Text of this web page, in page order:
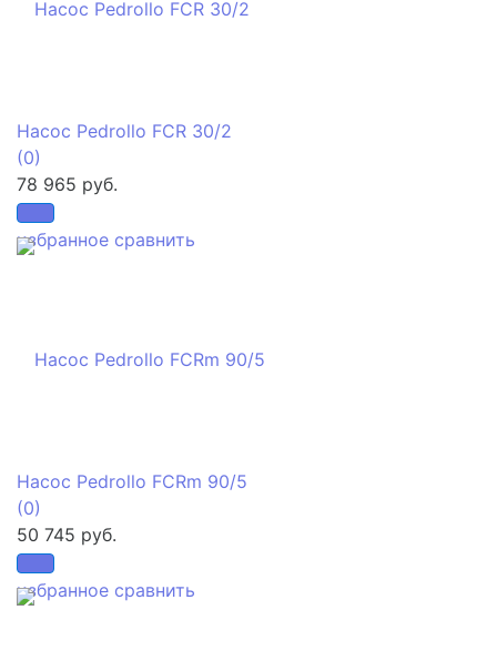
избранное сравнить
Насос Pedrollo FCR 30/2
(0)
78 965 руб.
избранное сравнить
Насос Pedrollo FCRm 90/5
(0)
50 745 руб.